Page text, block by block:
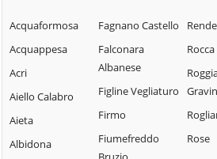
Acquaformosa
Acquappesa
Acri
Aiello Calabro
Aieta
Albidona
Fagnano Castello
Falconara
Albanese
Figline Vegliaturo
Firmo
Fiumefreddo
Rende
Rose